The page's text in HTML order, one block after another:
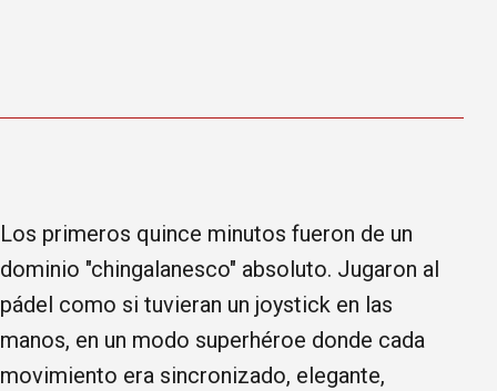
Los primeros quince minutos fueron de un
dominio "chingalanesco" absoluto. Jugaron al
pádel como si tuvieran un joystick en las
manos, en un modo superhéroe donde cada
movimiento era sincronizado, elegante,